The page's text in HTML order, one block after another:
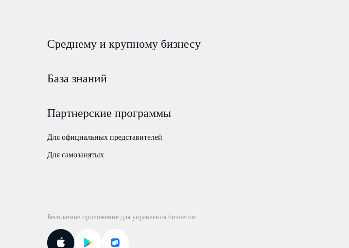
Среднему и крупному бизнесу
База знаний
Партнерские программы
Для официальных представителей
Для самозанятых
Бесплатное приложение для управления бизнесом